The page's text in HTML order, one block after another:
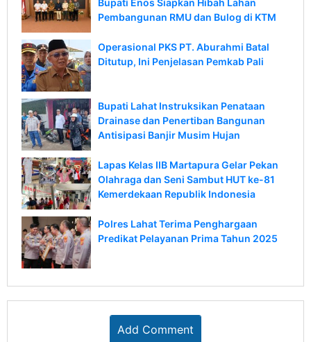
Pembangunan RMU dan Bulog di KTM
Operasional PKS PT. Aburahmi Batal
Ditutup, Ini Penjelasan Pemkab Pali
Bupati Lahat Instruksikan Penataan
Drainase dan Penertiban Bangunan
Antisipasi Banjir Musim Hujan
Lapas Kelas IIB Martapura Gelar Pekan
Olahraga dan Seni Sambut HUT ke-81
Kemerdekaan Republik Indonesia
Polres Lahat Terima Penghargaan
Predikat Pelayanan Prima Tahun 2025
Add Comment